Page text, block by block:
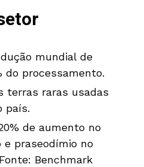
mundial de
do processamento.
terras raras usadas
país.
de aumento no
e praseodímio no
Benchmark